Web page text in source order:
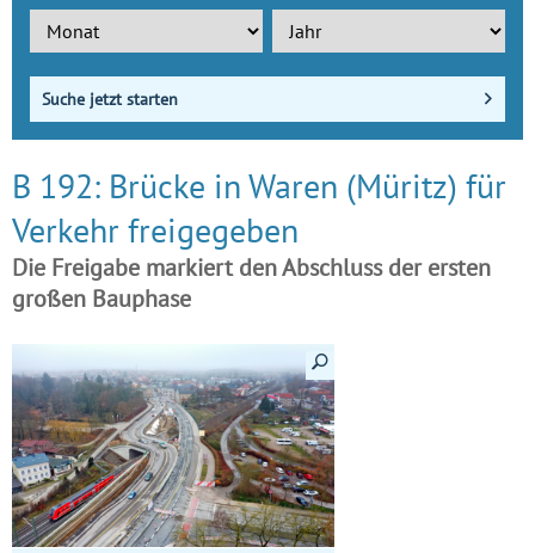
Suche jetzt starten
B 192: Brücke in Waren (Müritz) für
Verkehr freigegeben
Die Freigabe markiert den Abschluss der ersten
großen Bauphase
Details anzeigen